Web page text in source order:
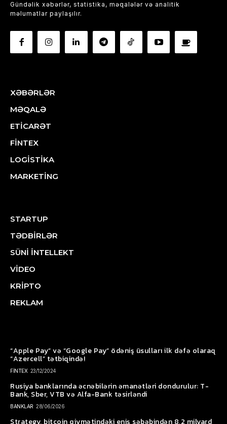
Gündəlik xəbərlər, statistika, məqalələr və analitik
məlumatlar paylaşılır.
XƏBƏRLƏR
MƏQALƏ
ETİCARƏT
FİNTEX
LOGİSTİKA
MARKETİNG
STARTUP
TƏDBİRLƏR
SÜNİ İNTELLEKT
VİDEO
KRİPTO
REKLAM
“Apple Pay” və “Google Pay” ödəniş üsulları ilk dəfə olaraq
“Azercell” tətbiqində!
FİNTEX 23/12/2024
Rusiya banklarında əcnəbilərin əmanətləri dondurulur: T-
Bank, Sber, VTB və Alfa-Bank təsirləndi
BANKLAR 28/06/2026
Strategy, bitcoin qiymətindəki eniş səbəbindən 8,2 milyard